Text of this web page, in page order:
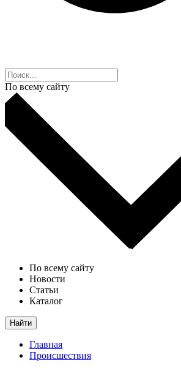
По всему сайту
По всему сайту
Новости
Статьи
Каталог
Найти
Главная
Происшествия